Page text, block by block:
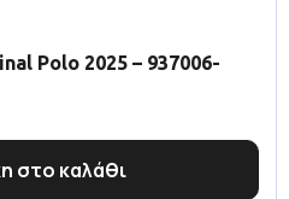
Polo 2025 – 937006-
στο καλάθι